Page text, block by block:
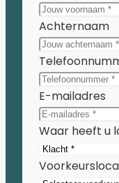
Achternaam
E-mailadres
Waar heeft u